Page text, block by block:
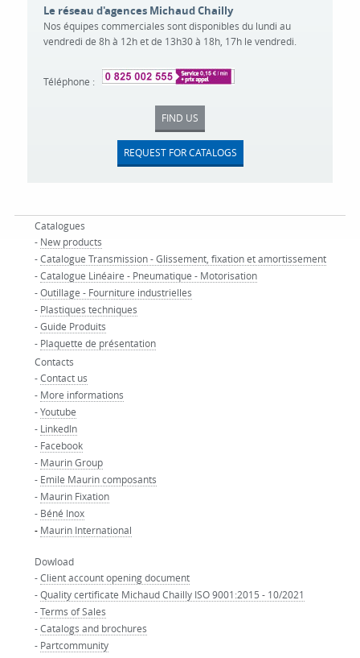
Le réseau d'agences Michaud Chailly
Nos équipes commerciales sont disponibles du lundi au
vendredi de 8h à 12h et de 13h30 à 18h, 17h le vendredi.
Téléphone :
FIND US
REQUEST FOR CATALOGS
Catalogues
- New products
-Catalogue Transmission - Glissement, fixation et amortissement
-Catalogue Linéaire - Pneumatique - Motorisation
-Outillage - Fourniture industrielles
- Plastiques techniques
-Guide Produits
- Plaquette de présentation
Contacts
-Contact us
- More informations
-Youtube
- LinkedIn
- Facebook
- Maurin Group
- Emile Maurin composants
- Maurin Fixation
- Béné Inox
- Maurin International
Dowload
-Client account opening document
-Quality certificate Michaud Chailly ISO 9001:2015 - 10/2021
-Terms of Sales
-Catalogs and brochures
- Partcommunity